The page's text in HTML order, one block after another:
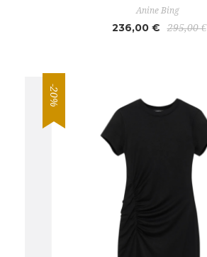
Anine Bing
236,00 € 295,00 €
-20%